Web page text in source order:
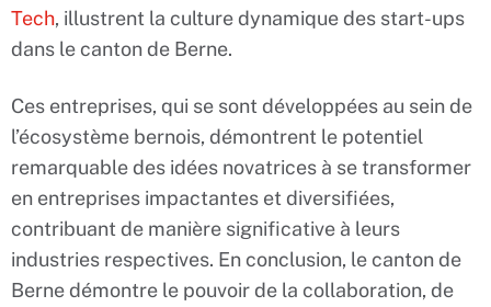
Tech, illustrent la culture dynamique des start-ups
dans le canton de Berne.
Ces entreprises, qui se sont développées au sein de
l’écosystème bernois, démontrent le potentiel
remarquable des idées novatrices à se transformer
en entreprises impactantes et diversifiées,
contribuant de manière significative à leurs
industries respectives. En conclusion, le canton de
Berne démontre le pouvoir de la collaboration, de